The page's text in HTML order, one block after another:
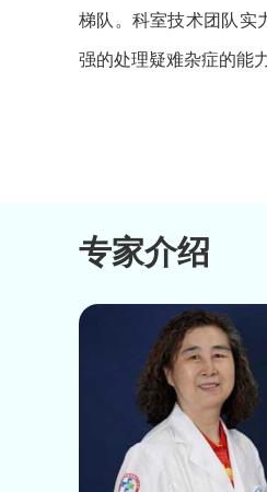
梯队。科室技术团队实
强的处理疑难杂症的能力
专家介绍